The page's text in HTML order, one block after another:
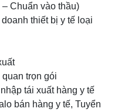
Chuẩn vào thầu)
thiết bị y tế loại
trọn gói
tái xuất hàng y tế
bán hàng y tế, Tuyển